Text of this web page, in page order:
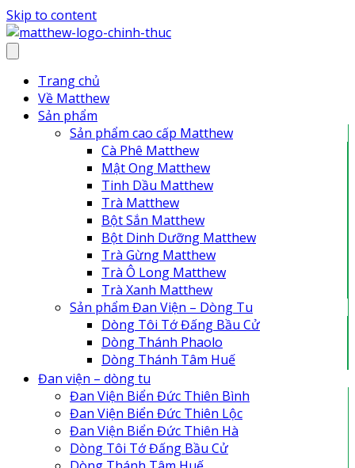
Skip to content
Trang chủ
Về Matthew
Sản phẩm
Sản phẩm cao cấp Matthew
Cà Phê Matthew
Mật Ong Matthew
Tinh Dầu Matthew
Trà Matthew
Bột Sắn Matthew
Bột Dinh Dưỡng Matthew
Trà Gừng Matthew
Trà Ô Long Matthew
Trà Xanh Matthew
Sản phẩm Đan Viện – Dòng Tu
Dòng Tôi Tớ Đấng Bầu Cử
Dòng Thánh Phaolo
Dòng Thánh Tâm Huế
Đan Viện Biển Đức Thiên Lộc
Đan Viện Biển Đức Thiên Bình
Đan Viện Biển Đức Thiên Hà
Đan viện Thiên An
Tu Hội Nô Tỳ Thiên Chúa
Tu Viện Nữ Vương Hòa Bình
Đan viện – dòng tu
Đan Viện Biển Đức Thiên Bình
Đan Viện Biển Đức Thiên Lộc
Đan Viện Biển Đức Thiên Hà
Dòng Tôi Tớ Đấng Bầu Cử